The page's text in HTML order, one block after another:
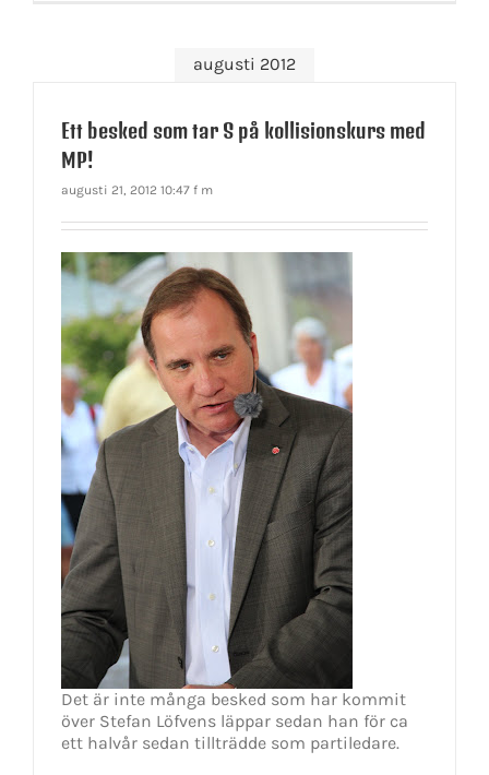
augusti 2012
Ett besked som tar S på kollisionskurs med
MP!
augusti 21, 2012 10:47 f m
Det är inte många besked som har kommit
över Stefan Löfvens läppar sedan han för ca
ett halvår sedan tillträdde som partiledare.